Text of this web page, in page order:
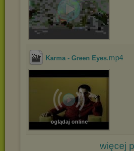
Karma - Green Eyes.mp4
oglądaj online
więcej